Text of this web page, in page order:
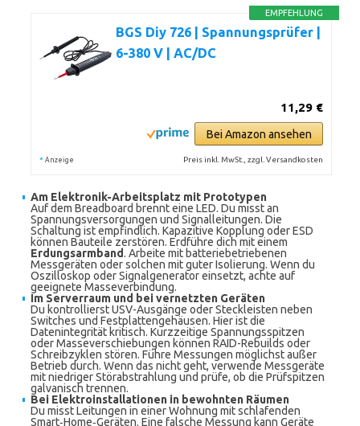
EMPFEHLUNG
BGS Diy 726 | Spannungsprüfer |
6-380 V | AC/DC
11,29 €
Bei Amazon ansehen
* Anzeige Preis inkl. MwSt., zzgl. Versandkosten
Am Elektronik-Arbeitsplatz mit Prototypen
Auf dem Breadboard brennt eine LED. Du misst an
Spannungsversorgungen und Signalleitungen. Die
Schaltung ist empfindlich. Kapazitive Kopplung oder ESD
können Bauteile zerstören. Erdführe dich mit einem
Erdungsarmband. Arbeite mit batteriebetriebenen
Messgeräten oder solchen mit guter Isolierung. Wenn du
Oszilloskop oder Signalgenerator einsetzt, achte auf
geeignete Masseverbindung.
Im Serverraum und bei vernetzten Geräten
Du kontrollierst USV-Ausgänge oder Steckleisten neben
Switches und Festplattengehäusen. Hier ist die
Datenintegrität kritisch. Kurzzeitige Spannungsspitzen
oder Masseverschiebungen können RAID-Rebuilds oder
Schreibzyklen stören. Führe Messungen möglichst außer
Betrieb durch. Wenn das nicht geht, verwende Messgeräte
mit niedriger Störabstrahlung und prüfe, ob die Prüfspitzen
galvanisch trennen.
Bei Elektroinstallationen in bewohnten Räumen
Du misst Leitungen in einer Wohnung mit schlafenden
Smart‑Home‑Geräten. Eine falsche Messung kann Geräte